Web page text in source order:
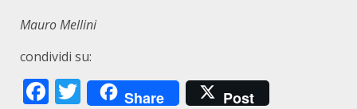
Mauro Mellini
condividi su:
Facebook
Twitter
Share Post